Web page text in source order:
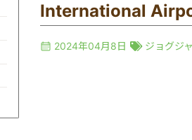
International
2024年04月8日 ジョグジ